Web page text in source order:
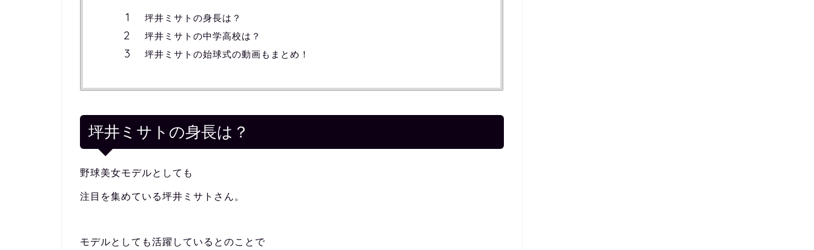
坪井ミサトの身長は？
坪井ミサトの中学高校は？
坪井ミサトの始球式の動画もまとめ！
坪井ミサトの身長は？
野球美女モデルとしても
注目を集めている坪井ミサトさん。
モデルとしても活躍しているとのことで